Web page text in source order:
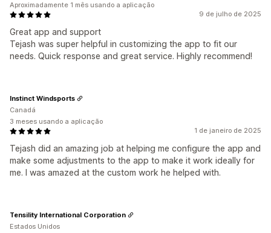
9 de julho de 2025
Great app and support
Tejash was super helpful in customizing the app to fit our
needs. Quick response and great service. Highly recommend!
Aproximadamente 1 mês usando a aplicação
1 de janeiro de 2025
Tejash did an amazing job at helping me configure the app and
make some adjustments to the app to make it work ideally for
me. I was amazed at the custom work he helped with.
Instinct Windsports
Canadá
3 meses usando a aplicação
Tensility International Corporation
Estados Unidos